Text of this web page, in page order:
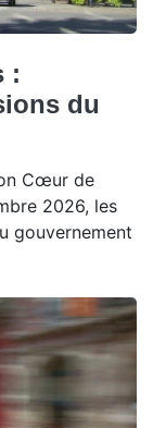
:
du
Cœur de
2026, les
gouvernement